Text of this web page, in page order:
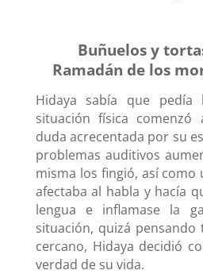
Buñuelos y tortas
Ramadán de los
Hidaya sabía que
situación física comenzó
duda acrecentada por su
problemas auditivos
misma los fingió, así
afectaba al habla y hacía
lengua e inflamase la
situación, quizá
cercano, Hidaya decidió
verdad de su vida.